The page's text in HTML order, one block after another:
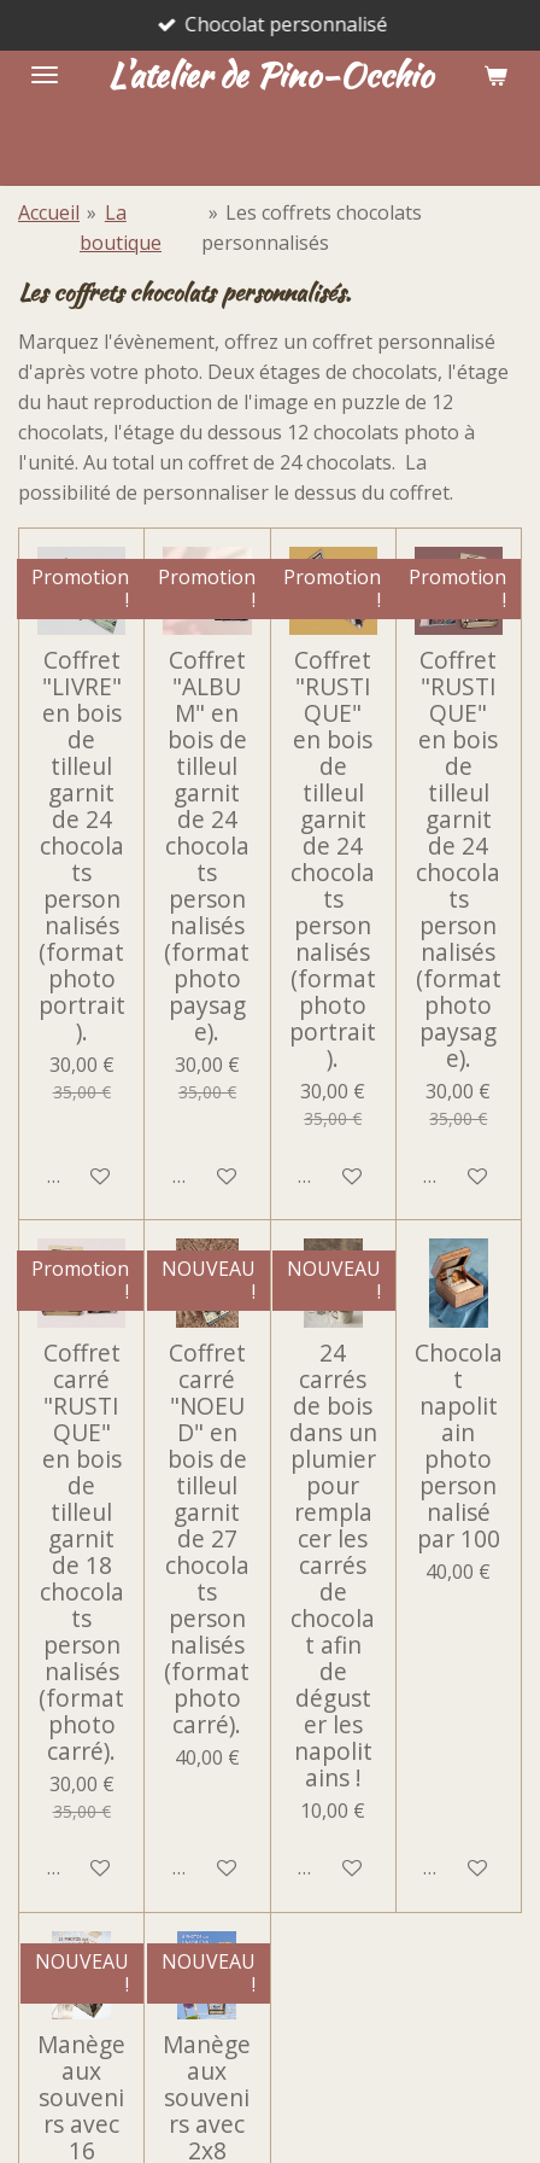
au
contenu
L'atelier de Pino-Occhio
Chocolat personnalisé
Accueil » La
boutique
» Les coffrets chocolats
personnalisés
Les coffrets chocolats personnalisés.
Marquez l'évènement, offrez un coffret personnalisé
d'après votre photo. Deux étages de chocolats, l'étage
du haut reproduction de l'image en puzzle de 12
chocolats, l'étage du dessous 12 chocolats photo à
l'unité. Au total un coffret de 24 chocolats. La
possibilité de personnaliser le dessus du coffret.
Promotion
!
Coffret
"LIVRE"
en bois
de
tilleul
garnit
de 24
chocola
ts
person
nalisés
(format
photo
portrait
).
30,00 €
35,00 €
Voir les détails
Promotion
!
Coffret
"ALBU
M" en
bois de
tilleul
garnit
de 24
chocola
ts
person
nalisés
(format
photo
paysag
e).
30,00 €
35,00 €
Voir les détails
Promotion
!
Coffret
"RUSTI
QUE"
en bois
de
tilleul
garnit
de 24
chocola
ts
person
nalisés
(format
photo
portrait
).
30,00 €
35,00 €
Voir les détails
Promotion
!
Coffret
"RUSTI
QUE"
en bois
de
tilleul
garnit
de 24
chocola
ts
person
nalisés
(format
photo
paysag
e).
30,00 €
35,00 €
Voir les
Promotion
!
Coffret
carré
"RUSTI
QUE"
en bois
de
tilleul
garnit
de 18
chocola
ts
person
nalisés
(format
photo
carré).
30,00 €
35,00 €
Voir les détails
NOUVEAU
!
Coffret
carré
"NOEU
D" en
bois de
tilleul
garnit
de 27
chocola
ts
person
nalisés
(format
photo
carré).
40,00 €
Voir les détails
NOUVEAU
!
24
carrés
de bois
dans un
plumier
pour
rempla
cer les
carrés
de
chocola
t afin
de
dégust
er les
napolit
ains !
10,00 €
Voir les détails
Chocola
t
napolit
ain
photo
person
nalisé
par 100
40,00 €
Voir les
NOUVEAU
!
Manège
aux
souveni
rs avec
16
NOUVEAU
!
Manège
aux
souveni
rs avec
2x8